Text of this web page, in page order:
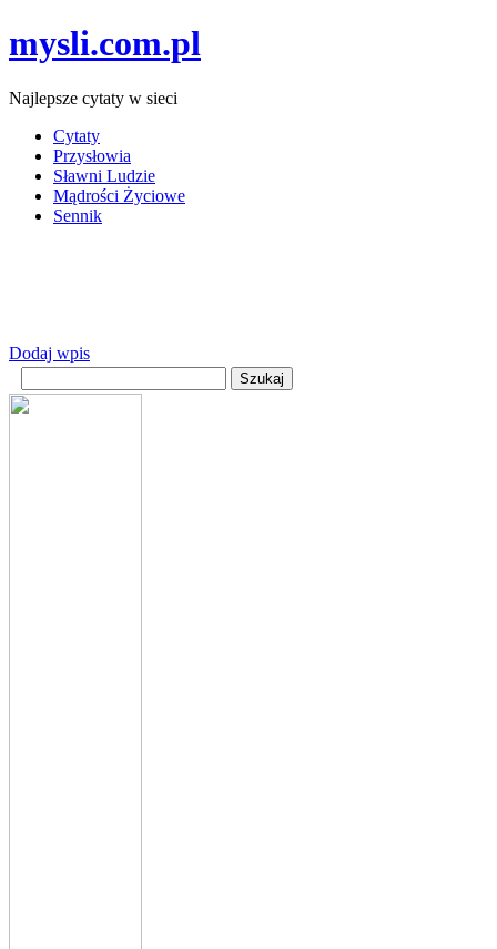
mysli.com.pl
Najlepsze cytaty w sieci
Cytaty
Przysłowia
Sławni Ludzie
Mądrości Życiowe
Sennik
Dodaj wpis